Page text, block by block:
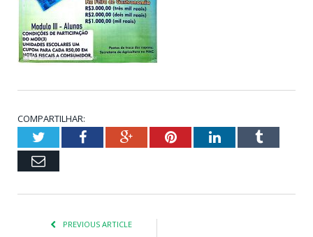
COMPARTILHAR:
TwitterFacebookGoogle+PinterestLinkedInTumblr
Email
PREVIOUS ARTICLE